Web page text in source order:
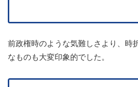
前政権時のような気難しさより、時
なものも大変印象的でした。